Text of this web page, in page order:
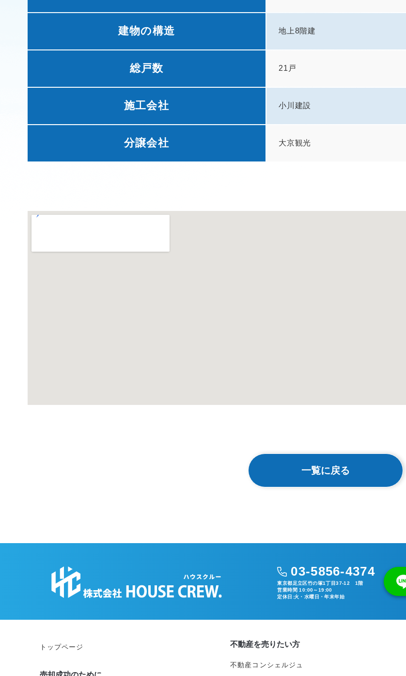
建物の構造 地上8階建
総戸数 21戸
施工会社 小川建設
分譲会社 大京観光
一覧に戻る
03-5856-4374
東京都足立区竹の塚1丁目37-12 1階
営業時間 10:00～19:00
定休日:火・水曜日・年末年始
トップページ 不動産を売りたい方
不動産コンシェルジュ